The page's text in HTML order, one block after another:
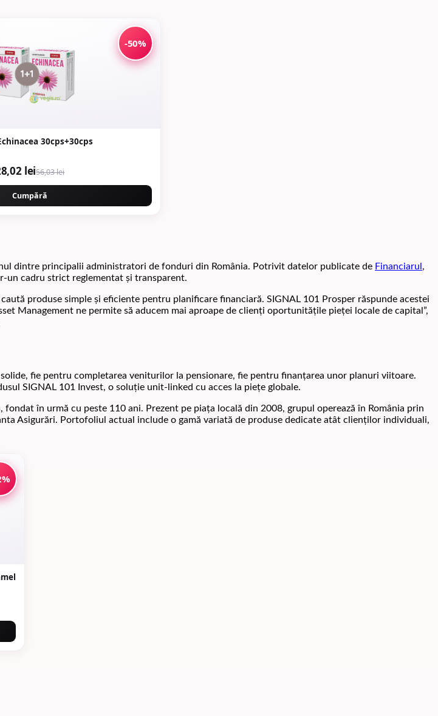
-50%
30cps+30cps
lei56,03 lei
Cumpără
dintre principalii administratori de fonduri din România. Potrivit datelor publicate de Financiarul ,
un cadru strict reglementat și transparent.
produse simple și eficiente pentru planificare financiară. SIGNAL 101 Prosper răspunde acestei
Management ne permite să aducem mai aproape de clienți oportunitățile pieței locale de capital”,
fie pentru completarea veniturilor la pensionare, fie pentru finanțarea unor planuri viitoare.
SIGNAL 101 Invest, o soluție unit-linked cu acces la piețe globale.
în urmă cu peste 110 ani. Prezent pe piața locală din 2008, grupul operează în România prin
Asigurări. Portofoliul actual include o gamă variată de produse dedicate atât clienților individuali,